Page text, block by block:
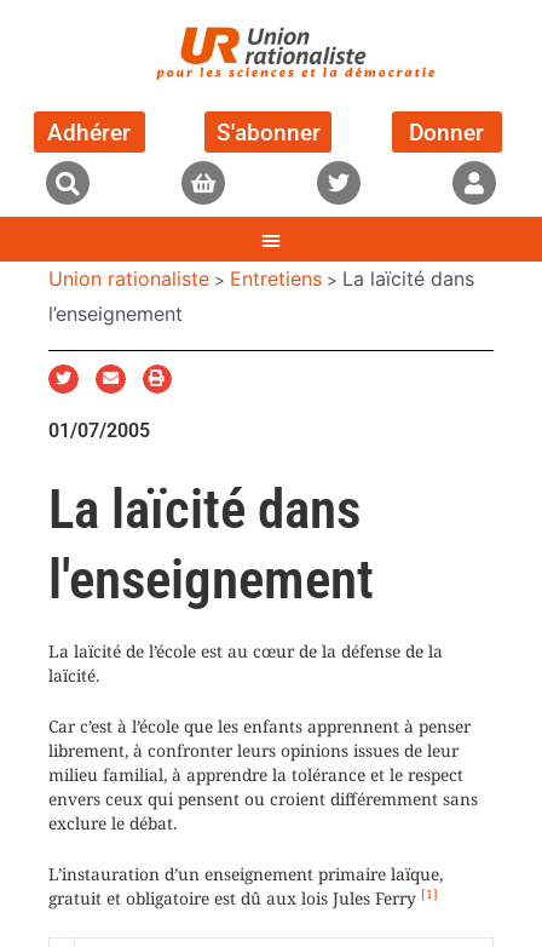
Adhérer S'abonner Donner
Union rationaliste > Entretiens > La laïcité dans
l’enseignement
01/07/2005
La laïcité dans
l'enseignement
La laïcité de l’école est au cœur de la défense de la
laïcité.
Car c’est à l’école que les enfants apprennent à penser
librement, à confronter leurs opinions issues de leur
milieu familial, à apprendre la tolérance et le respect
envers ceux qui pensent ou croient différemment sans
exclure le débat.
L’instauration d’un enseignement primaire laïque,
gratuit et obligatoire est dû aux lois Jules Ferry [1]